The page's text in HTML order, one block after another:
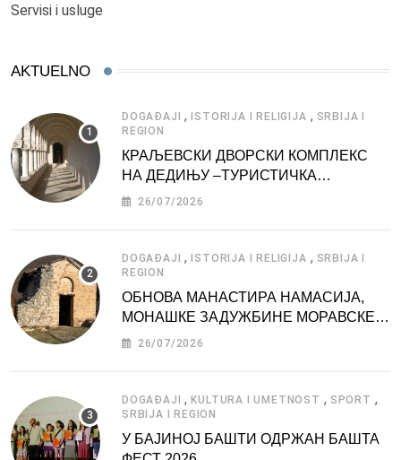
Servisi i usluge
AKTUELNO
DOGAĐAJI ,ISTORIJA I RELIGIJA , SRBIJA I
REGION
КРАЉЕВСКИ ДВОРСКИ КОМПЛЕКС
НА ДЕДИЊУ –ТУРИСТИЧКА
АТРАКЦИЈА
26/07/2026
DOGAĐAJI ,ISTORIJA I RELIGIJA , SRBIJA I
REGION
ОБНОВА МАНАСТИРА НАМАСИЈА,
МОНАШКЕ ЗАДУЖБИНЕ МОРАВСКЕ
СРБИЈЕ
26/07/2026
DOGAĐAJI ,KULTURA I UMETNOST , SPORT ,
SRBIJA I REGION
У БАЈИНОЈ БАШТИ ОДРЖАН БАШТА